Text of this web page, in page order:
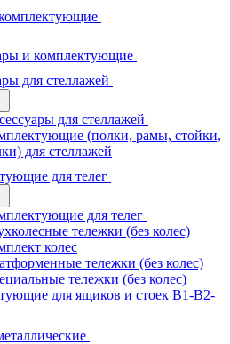
и комплектующие
для стеллажей
для стеллажей
(полки, рамы, стойки,
для стеллажей
для телег
для телег
тележки (без колес)
колес
тележки (без колес)
тележки (без колес)
для ящиков и стоек В1-В2-